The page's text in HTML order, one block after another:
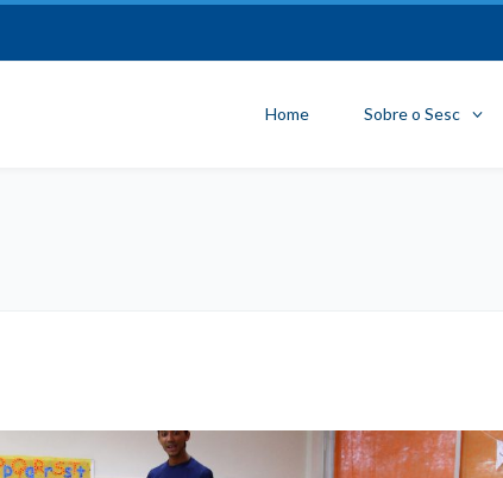
Home Sobre o Sesc